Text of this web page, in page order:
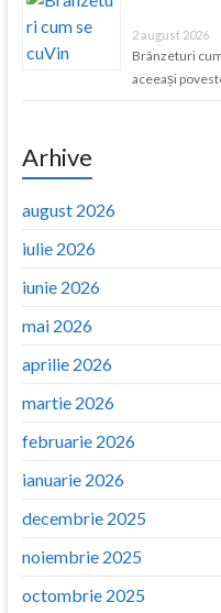
2 august 2026
Brânzeturi
aceeași
Arhive
august 2026
iulie 2026
iunie 2026
mai 2026
aprilie 2026
martie 2026
februarie 2026
ianuarie 2026
decembrie 2025
noiembrie 2025
octombrie 2025